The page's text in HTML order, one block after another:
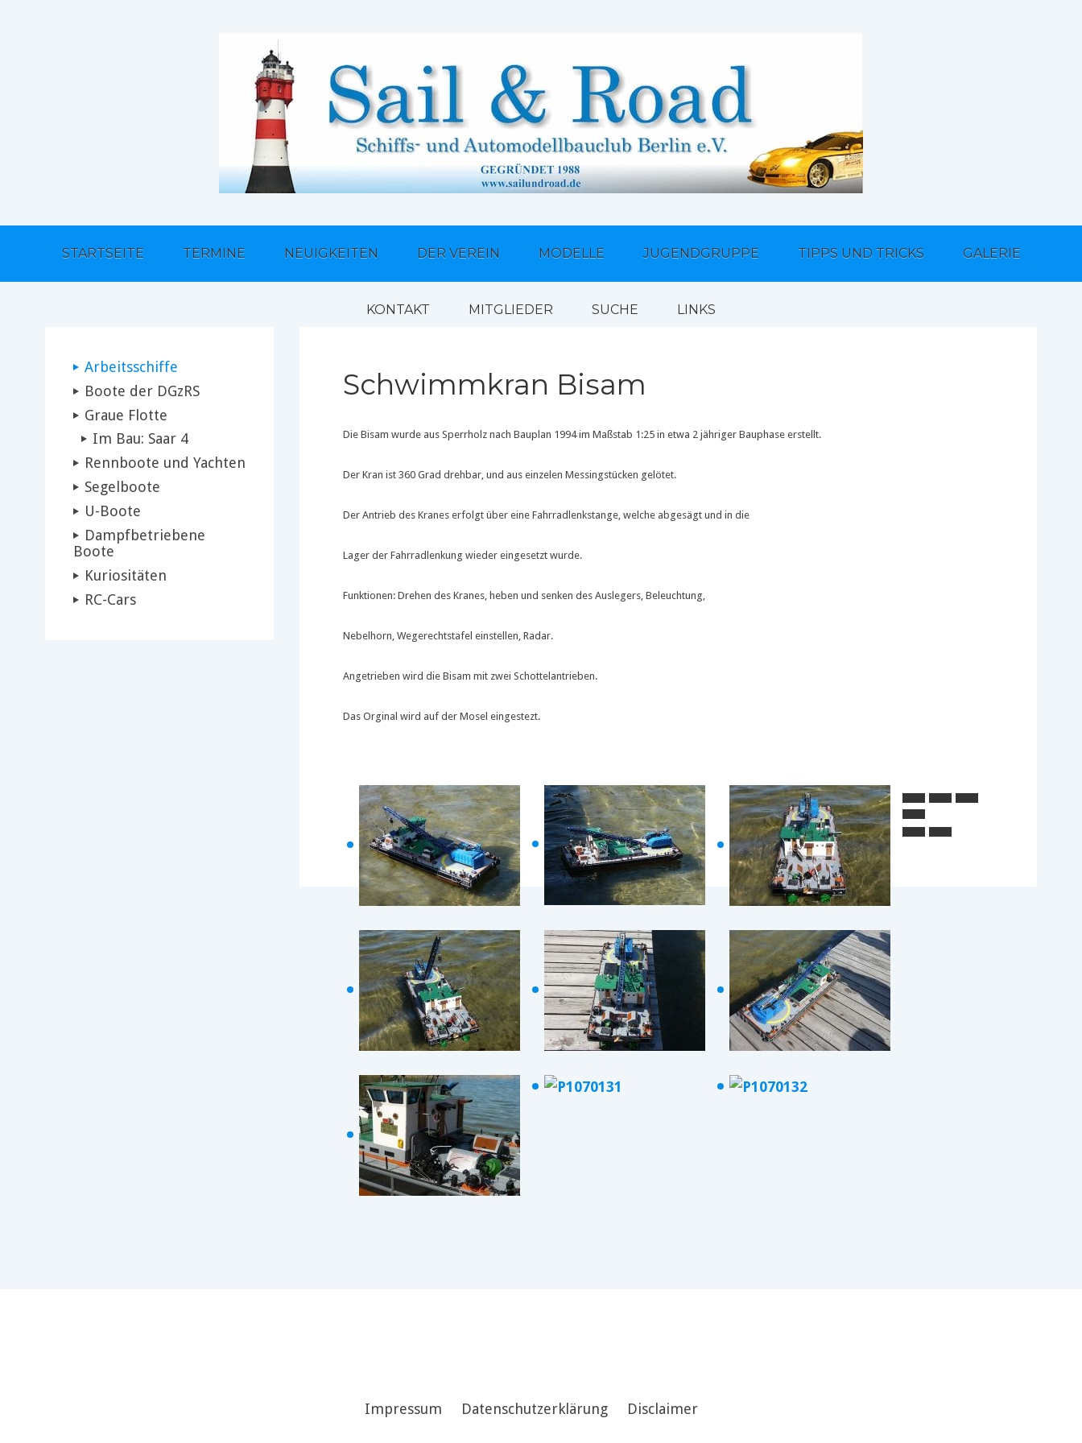
STARTSEITE TERMINE NEUIGKEITEN DER VEREIN MODELLE JUGENDGRUPPE TIPPS UND TRICKS GALERIE
KONTAKT MITGLIEDER SUCHE LINKS
Arbeitsschiffe
Boote der DGzRS
Graue Flotte
Im Bau: Saar 4
Rennboote und Yachten
Segelboote
U-Boote
Dampfbetriebene
Boote
Kuriositäten
RC-Cars
Schwimmkran Bisam
Die Bisam wurde aus Sperrholz nach Bauplan 1994 im Maßstab 1:25 in etwa 2 jähriger Bauphase erstellt.
Der Kran ist 360 Grad drehbar, und aus einzelen Messingstücken gelötet.
Der Antrieb des Kranes erfolgt über eine Fahrradlenkstange, welche abgesägt und in die
Lager der Fahrradlenkung wieder eingesetzt wurde.
Funktionen: Drehen des Kranes, heben und senken des Auslegers, Beleuchtung,
Nebelhorn, Wegerechtstafel einstellen, Radar.
Angetrieben wird die Bisam mit zwei Schottelantrieben.
Das Orginal wird auf der Mosel eingestezt.
Impressum Datenschutzerklärung Disclaimer